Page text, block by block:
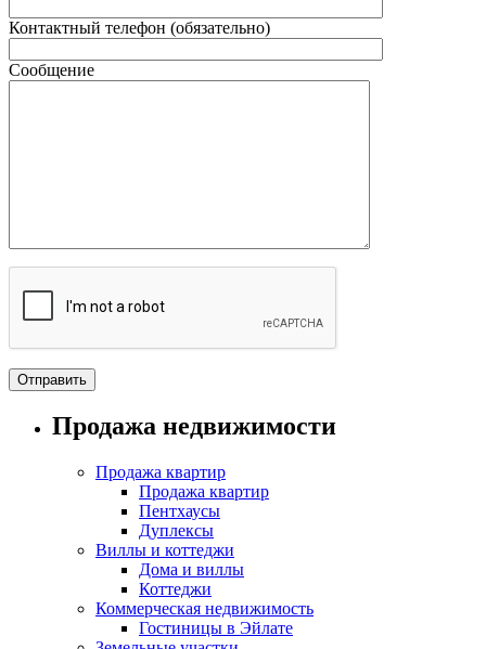
Контактный телефон (обязательно)
Сообщение
Продажа недвижимости
Продажа квартир
Продажа квартир
Пентхаусы
Дуплексы
Виллы и коттеджи
Дома и виллы
Коттеджи
Коммерческая недвижимость
Гостиницы в Эйлате